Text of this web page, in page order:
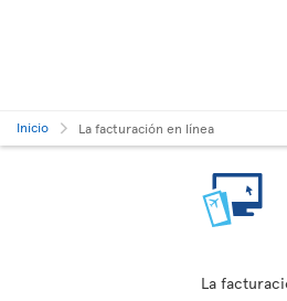
Inicio La facturación en línea
La